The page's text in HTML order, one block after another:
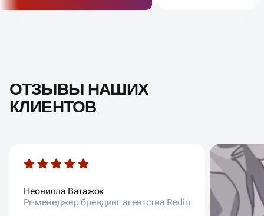
ОТЗЫВЫ НАШИХ
КЛИЕНТОВ
Неонилла Ватажок
Pr-менеджер брендинг агентства Redin
Мурад
Блогер